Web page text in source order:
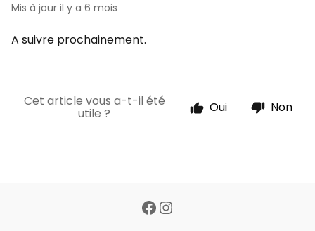
Mis à jour il y a 6 mois
A suivre prochainement.
Cet article vous a-t-il été
utile ? Oui Non